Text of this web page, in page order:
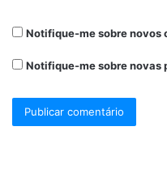
Notifique-me sobre novos
Notifique-me sobre novas